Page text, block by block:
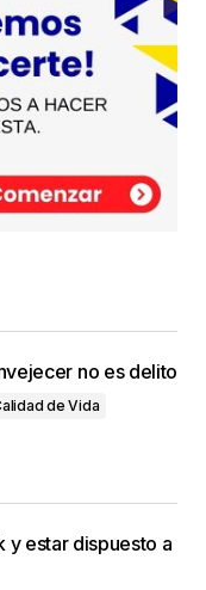
no es delito
de Vida
estar dispuesto a